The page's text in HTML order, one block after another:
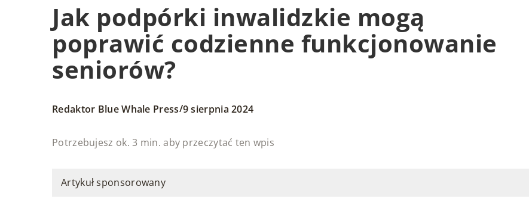
Jak podpórki inwalidzkie mogą
poprawić codzienne funkcjonowanie
seniorów?
Redaktor Blue Whale Press/9 sierpnia 2024
Potrzebujesz ok. 3 min. aby przeczytać ten wpis
Artykuł sponsorowany